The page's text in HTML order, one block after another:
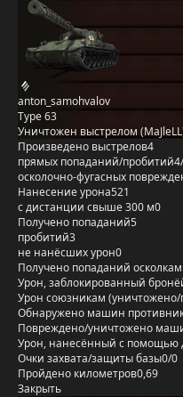
anton_samohvalov
Type 63
Уничтожен выстрелом
Произведено выстрелов4
прямых попаданий/пробитий
осколочно-фугасных
Нанесение урона521
с дистанции свыше 300 м0
Получено попаданий5
пробитий3
не нанёсших урон0
Получено попаданий
Урон, заблокированный
Урон союзникам
Обнаружено машин
Повреждено/уничтожено
Урон, нанесённый с помощью
Очки захвата/защиты базы0/0
Пройдено километров0,69
Закрыть